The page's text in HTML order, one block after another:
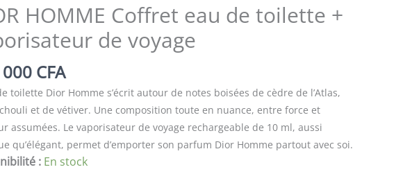
HOMME Coffret eau de toilette +
de voyage
CFA
toilette Dior Homme s’écrit autour de notes boisées de cèdre de l’Atlas,
et de vétiver. Une composition toute en nuance, entre force et
assumées. Le vaporisateur de voyage rechargeable de 10 ml, aussi
qu’élégant, permet d’emporter son parfum Dior Homme partout avec soi.
: En stock